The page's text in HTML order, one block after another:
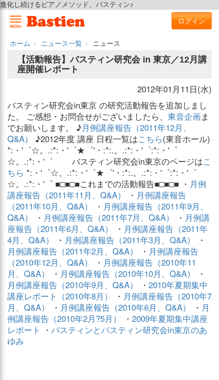
進化し続けるピアノメソッド、バスティン♪
MENU
ログイン
ホーム ニュース一覧
ニュース
【活動報告】バスティン研究会 in 東京／12月講
座開催レポート
2012年01月11日(水)
バスティン研究会in東京 の研究活動報告を追加しまし
た。 ご感想・お問合せがございましたら、 東音企画ま
でお願いします。 ♪月例講座報告（2011年12月、
Q&A）
♪2012年度 講座 日程一覧はこちら(東音ホール)
*:・'゜☆。.:*:・'゜★゜'・:*:.。.:*:・'゜:*:・'゜
☆。.:*:・'゜ バスティン研究会in東京のページはこ
ちら *:・'゜☆。.:*:・'゜★゜'・:*:.。.:*:・'゜:*:・'゜
☆。.:*:・'゜ ■□■□■これまでの活動報告■□■□■ ・ 月例
講座報告（2011年11月、Q&A）
・ 月例講座報告
（2011年10月、Q&A）
・ 月例講座報告（2011年9月、
Q&A）
・ 月例講座報告（2011年7月、Q&A） ・ 月例講
座報告（2011年6月、Q&A）
・ 月例講座報告（2011年
4月、Q&A）
・ 月例講座報告（2011年3月、Q&A）
・
月例講座報告（2011年2月、Q&A）
・ 月例講座報告
（2010年12月、Q&A）
・ 月例講座報告（2010年11
月、Q&A）
・ 月例講座報告（2010年10月、Q&A）
・
月例講座報告（2010年9月、Q&A）
・ 2010年夏期集中
講座レポート（2010年8月）
・ 月例講座報告（2010年7
月、Q&A）
・ 月例講座報告（2010年6月、Q&A） ・ 月
例講座報告（2010年2月?5月）
・ 2009年夏期集中講座
レポート
・ バスティンとバスティン研究会in東京のあ
ゆみ